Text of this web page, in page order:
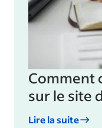
Comment
sur le site
Lire la suite